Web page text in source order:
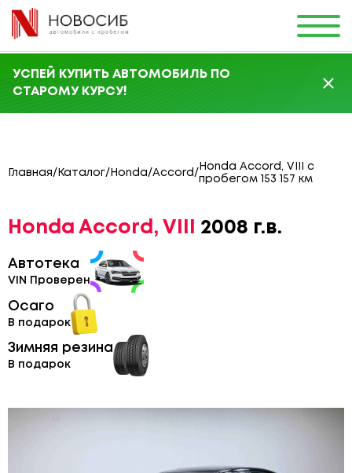
УСПЕЙ КУПИТЬ АВТОМОБИЛЬ ПО
СТАРОМУ КУРСУ!
Главная/ Каталог/ Honda/Accord /
Honda Accord, VIII с
пробегом 153 157 км
Honda Accord, VIII 2008 г.в.
Автотека
VIN Проверен
Осаго
В подарок
Зимняя резина
В подарок